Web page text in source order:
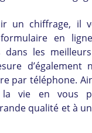
un chiffrage, il
en
dans les
d’également
par téléphone.
la vie en vous
qualité et à